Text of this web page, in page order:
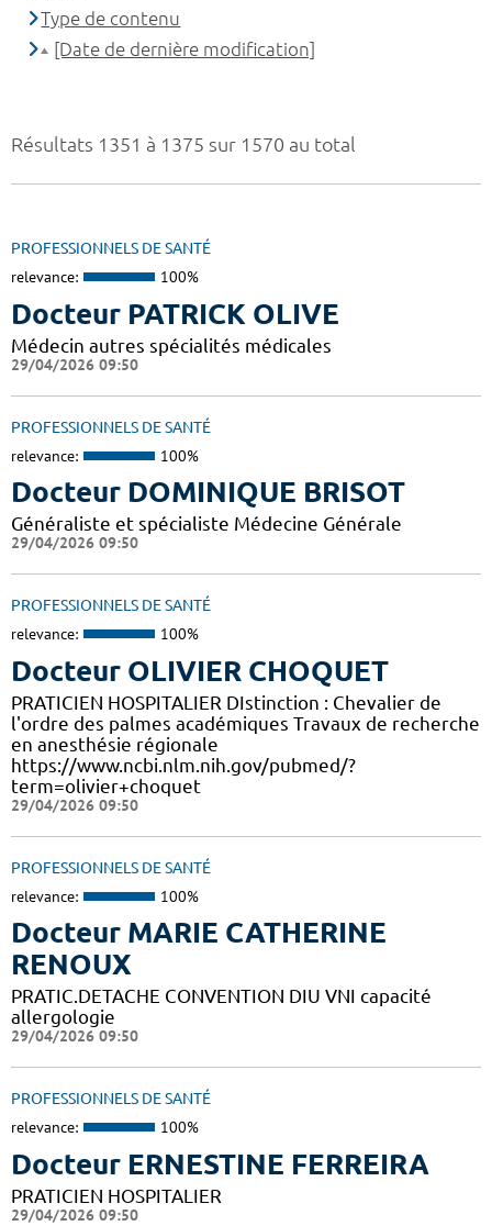
Résultats 1351 à 1375 sur 1570 au total
PROFESSIONNELS DE SANTÉ
relevance: 100%
Docteur PATRICK OLIVE
Médecin autres spécialités médicales
29/04/2026 09:50
PROFESSIONNELS DE SANTÉ
relevance: 100%
Docteur DOMINIQUE BRISOT
Généraliste et spécialiste Médecine Générale
29/04/2026 09:50
PROFESSIONNELS DE SANTÉ
relevance: 100%
Docteur OLIVIER CHOQUET
PRATICIEN HOSPITALIER DIstinction : Chevalier de
l'ordre des palmes académiques Travaux de recherche
en anesthésie régionale
https://www.ncbi.nlm.nih.gov/pubmed/?
term=olivier+choquet
29/04/2026 09:50
PROFESSIONNELS DE SANTÉ
relevance: 100%
Docteur MARIE CATHERINE
RENOUX
PRATIC.DETACHE CONVENTION DIU VNI capacité
allergologie
29/04/2026 09:50
PROFESSIONNELS DE SANTÉ
relevance: 100%
Docteur ERNESTINE FERREIRA
PRATICIEN HOSPITALIER
29/04/2026 09:50
Type de contenu
[Date de dernière modification]